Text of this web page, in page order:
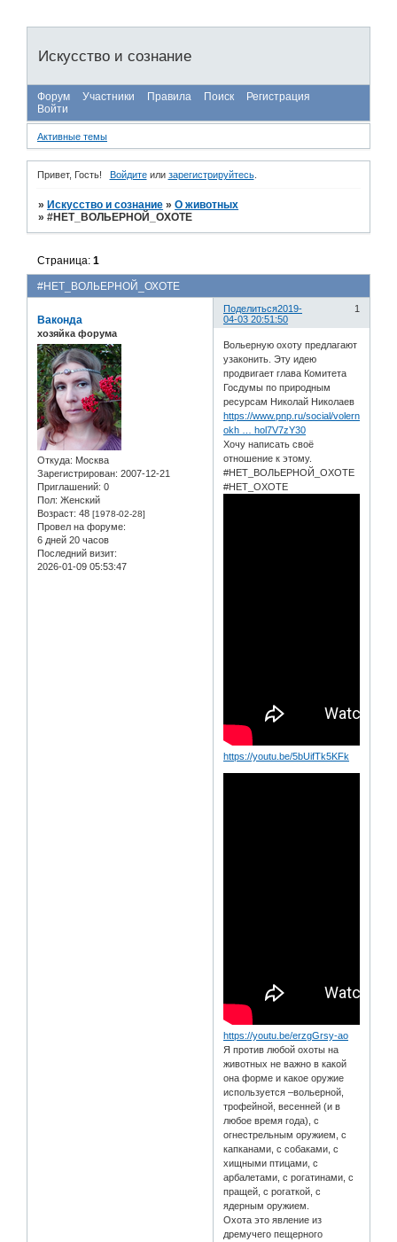
Искусство и сознание
Форум Участники Правила Поиск
Регистрация
Войти
Активные темы
Привет, Гость! Войдитеили зарегистрируйтесь.
» Искусство и сознание »О животных
»#НЕТ_ВОЛЬЕРНОЙ_ОХОТЕ
#НЕТ_ВОЛЬЕРНОЙ_ОХОТЕ
Страница:1
Поделиться 1
2019-
04-03 20:51:50
Ваконда
хозяйка форума
Откуда: Москва
Зарегистрирован: 2007-12-21
Приглашений: 0
Пол: Женский
Возраст: 48 [1978-02-28]
Провел на форуме:
6 дней 20 часов
Последний визит:
2026-01-09 05:53:47
Вольерную охоту предлагают
узаконить. Эту идею
продвигает глава Комитета
Госдумы по природным
ресурсам Николай Николаев
https://www.pnp.ru/social/volernuyu-
okh … hol7V7zY30
Хочу написать своё
отношение к этому.
#НЕТ_ВОЛЬЕРНОЙ_ОХОТЕ
#НЕТ_ОХОТЕ
https://youtu.be/5bUifTk5KFk
https://youtu.be/erzgGrsy-ao
Я против любой охоты на
животных не важно в какой
она форме и какое оружие
используется –вольерной,
трофейной, весенней (и в
любое время года), с
огнестрельным оружием, с
капканами, с собаками, с
хищными птицами, с
арбалетами, с рогатинами, с
пращей, с рогаткой, с
ядерным оружием.
Охота это явление из
дремучего пещерного